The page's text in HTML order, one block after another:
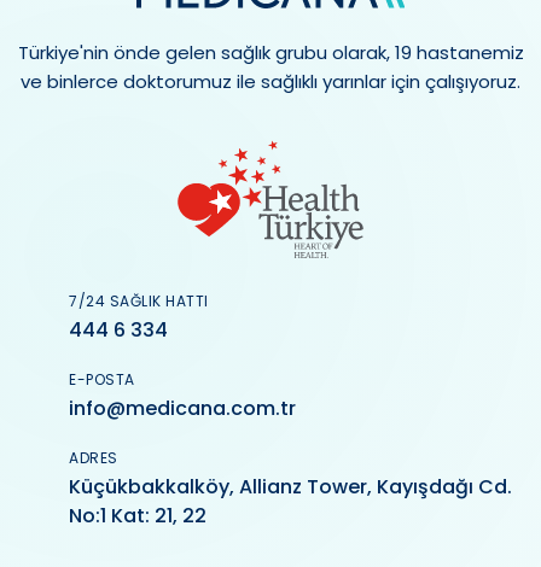
Türkiye'nin önde gelen sağlık grubu olarak, 19 hastanemiz
ve binlerce doktorumuz ile sağlıklı yarınlar için çalışıyoruz.
7/24 SAĞLIK HATTI
444 6 334
E-POSTA
info@medicana.com.tr
ADRES
Küçükbakkalköy, Allianz Tower, Kayışdağı Cd.
No:1 Kat: 21, 22